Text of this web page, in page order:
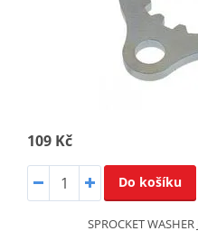
109 Kč
Do košíku
SPROCKET